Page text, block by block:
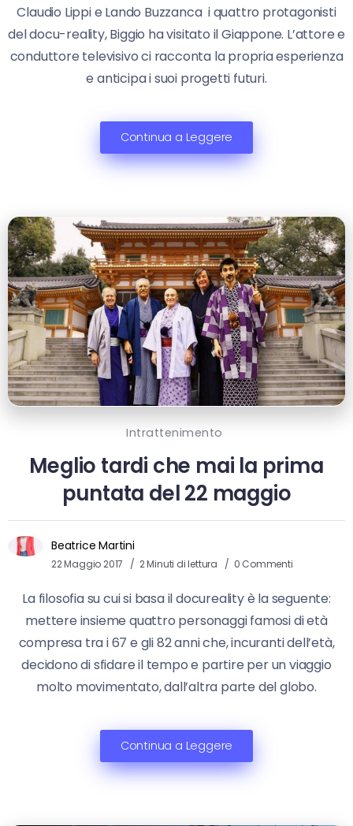
Claudio Lippi e Lando Buzzanca i quattro protagonisti
del docu-reality, Biggio ha visitato il Giappone. L’attore e
conduttore televisivo ci racconta la propria esperienza
e anticipa i suoi progetti futuri.
Continua a Leggere
Intrattenimento
Meglio tardi che mai la prima
puntata del 22 maggio
Beatrice Martini
22 Maggio 2017 2 Minuti di lettura 0 Commenti
La filosofia su cui si basa il docureality è la seguente:
mettere insieme quattro personaggi famosi di età
compresa tra i 67 e gli 82 anni che, incuranti dell’età,
decidono di sfidare il tempo e partire per un viaggio
molto movimentato, dall’altra parte del globo.
Continua a Leggere